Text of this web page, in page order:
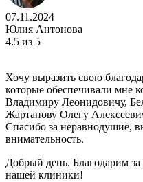
07.11.2024
Юлия Антонова
4.5 из 5
Хочу выразить свою
которые обеспечивали мне
Владимиру Леонидовичу,
Жартанову Олегу
Спасибо за неравнодушие,
внимательность.
Добрый день. Благодарим
нашей клиники!